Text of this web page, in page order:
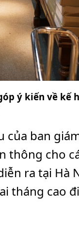
ý kiến về kế
của ban
thông cho
ra tại Hà
tháng cao